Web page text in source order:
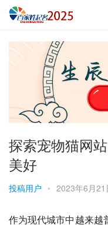
探索宠物猫网
美好
投稿用户 • 2023年6月
作为现代城市中越来越